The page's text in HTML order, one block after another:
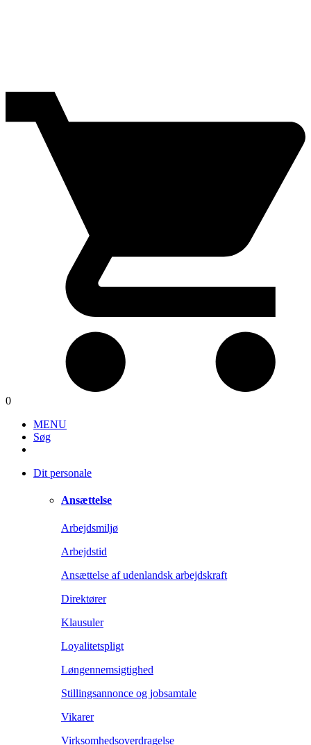
0
MENU
Søg
Dit personale
Ansættelse
Arbejdsmiljø
Arbejdstid
Ansættelse af udenlandsk arbejdskraft
Direktører
Klausuler
Loyalitetspligt
Løngennemsigtighed
Stillingsannonce og jobsamtale
Vikarer
Virksomhedsoverdragelse